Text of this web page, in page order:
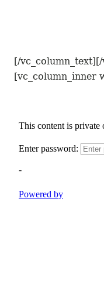
[/
[vc_column_inner